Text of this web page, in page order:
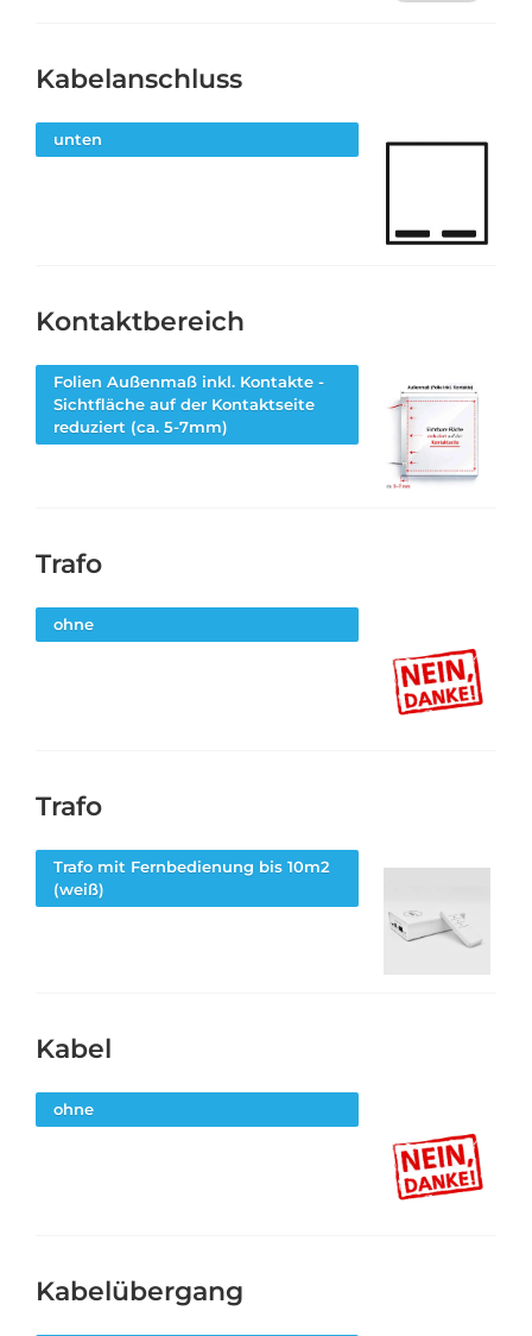
Kabelanschluss
unten
Kontaktbereich
Folien Außenmaß inkl. Kontakte -
Sichtfläche auf der Kontaktseite
reduziert (ca. 5-7mm)
Trafo
ohne
Trafo
Trafo mit Fernbedienung bis 10m2
(weiß)
Kabel
ohne
Kabelübergang